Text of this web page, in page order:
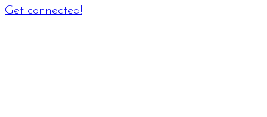
Get connected!